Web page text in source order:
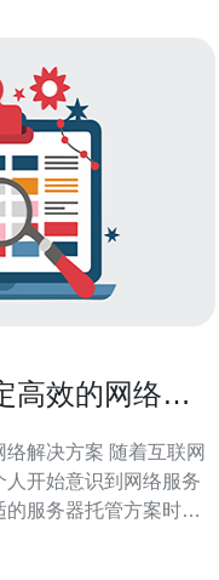
高效的网络解
案 随着互联网
开始意识到网络服务
服务器托管方案时，
决方案。 台湾作